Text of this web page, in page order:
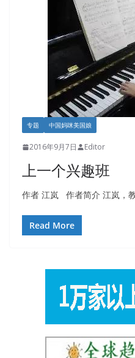
专题 中国妈咪美国娘
2016年9月7日 Editor
上一个兴趣班
作者 江岚 作者简介 江岚，
Read More